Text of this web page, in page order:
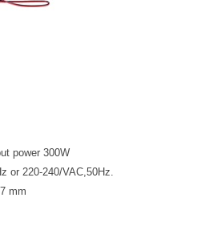
power 300W
or 220-240/VAC,50Hz.
mm